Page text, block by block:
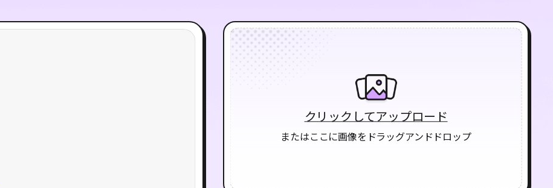
クリックしてアップロード
またはここに画像をドラッグアンドドロップ